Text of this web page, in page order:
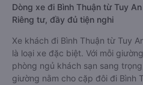
Dòng xe đi Bình Thuận từ Tuy
Riêng tư, đầy đủ tiện nghi
Xe khách đi Bình Thuận từ Tuy
là loại xe đặc biệt. Với mỗi
phòng ngủ khách sạn sang
giường nằm cho cặp đôi đi Bình